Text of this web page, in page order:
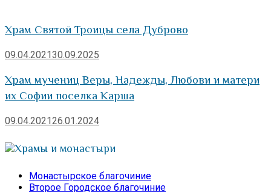
Храм Святой Троицы села Дуброво
09.04.202130.09.2025
Храм мучениц Веры, Надежды, Любови и матери
их Софии поселка Карша
09.04.202126.01.2024
Храмы и монастыри
Монастырское благочиние
Второе Городское благочиние